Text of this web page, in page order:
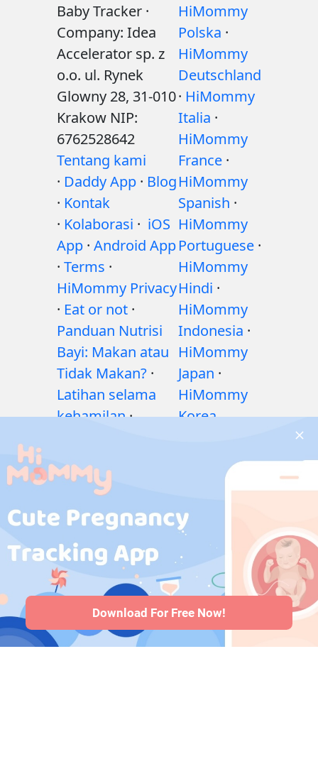
Baby Tracker ·
Company: Idea
Accelerator sp. z
o.o. ul. Rynek
Glowny 28, 31-010
Krakow NIP:
6762528642
Tentang kami
· Daddy App · Blog
· Kontak
· Kolaborasi · iOS
App · Android App
· Terms ·
HiMommy Privacy
· Eat or not ·
Panduan Nutrisi
Bayi: Makan atau
Tidak Makan? ·
Latihan selama
kehamilan·
kehamilan
obatan selama
kehamilan·
Masalah
kesehatan bayi·
Articles ·
Kebijakan editorial
HiMommy
Polska ·
HiMommy
Deutschland
· HiMommy
Italia ·
HiMommy
France ·
HiMommy
Spanish ·
HiMommy
Portuguese ·
HiMommy
Hindi ·
HiMommy
Indonesia ·
HiMommy
Japan ·
HiMommy
Korea
Download For Free Now!